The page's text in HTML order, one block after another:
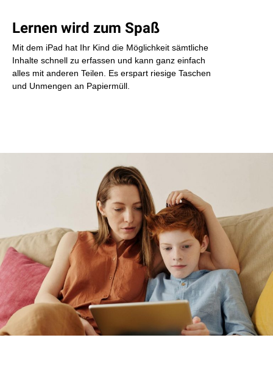
Lernen wird zum Spaß
Mit dem iPad hat Ihr Kind die Möglichkeit sämtliche
Inhalte schnell zu erfassen und kann ganz einfach
alles mit anderen Teilen. Es erspart riesige Taschen
und Unmengen an Papiermüll.